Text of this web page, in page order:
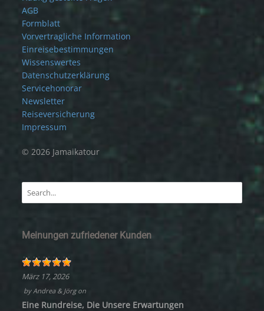
AGB
Formblatt
Vorvertragliche Information
Einreisebestimmungen
Wissenswertes
Datenschutzerklärung
Servicehonorar
Newsletter
Reiseversicherung
Impressum
© 2026 Jamaikatour
Meinungen zufriedener Kunden
März 17, 2026
by Andrea & Jörgon
Eine Rundreise, Die Unsere Erwartungen